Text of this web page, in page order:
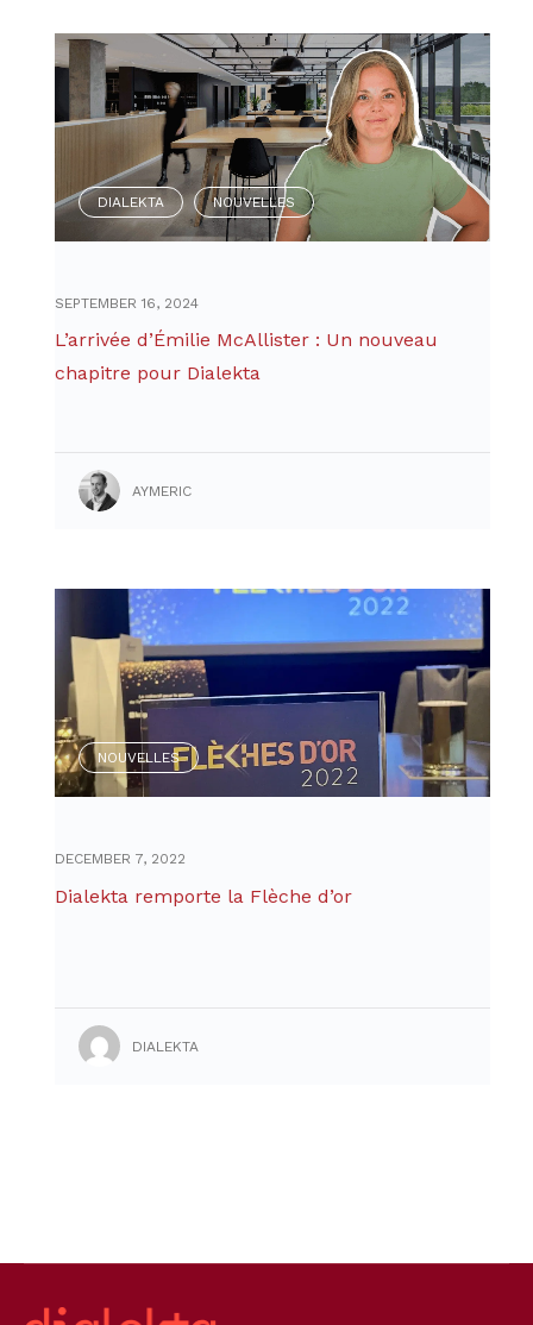
DIALEKTA
,
NOUVELLES
SEPTEMBER 16, 2024
L’arrivée d’Émilie McAllister : Un nouveau
chapitre pour Dialekta
AYMERIC
NOUVELLES
DECEMBER 7, 2022
Dialekta remporte la Flèche d’or
DIALEKTA